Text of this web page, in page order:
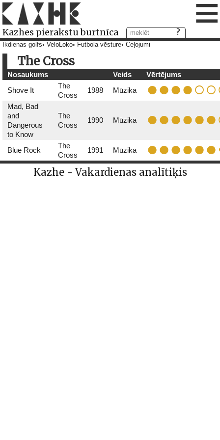
Kazhes pierakstu burtnīca ≡
Ikdienas golfs VeloLoko Futbola vēsture Ceļojumi
The Cross
Nosaukums Veids
Vērtējums
Shove It
The
Cross
1988
Mūzika
Mad, Bad
and
Dangerous
to Know
The
Cross
1990 Mūzika
Blue Rock
The
Cross
1991 Mūzika
Kazhe - Vakardienas analītiķis